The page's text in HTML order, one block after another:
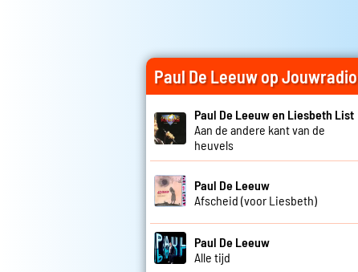
Paul De Leeuw op Jouwradio
Paul De Leeuw en Liesbeth List
Aan de andere kant van de
heuvels
Paul De Leeuw
Afscheid (voor Liesbeth)
Paul De Leeuw
Alle tijd